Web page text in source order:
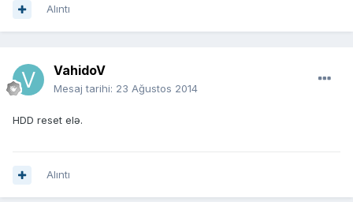
Alıntı
VahidoV
Mesaj tarihi: 23 Ağustos 2014
HDD reset elə.
Alıntı